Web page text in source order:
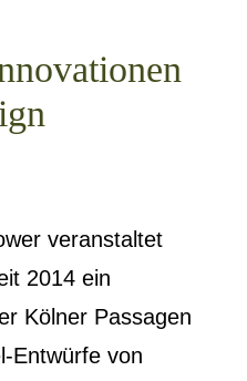
veranstaltet
2014 ein
Kölner Passagen
Entwürfe von